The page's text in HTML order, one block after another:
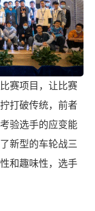
赛项目，让比赛
打破传统，前者
验选手的应变能
新型的车轮战三
和趣味性，选手